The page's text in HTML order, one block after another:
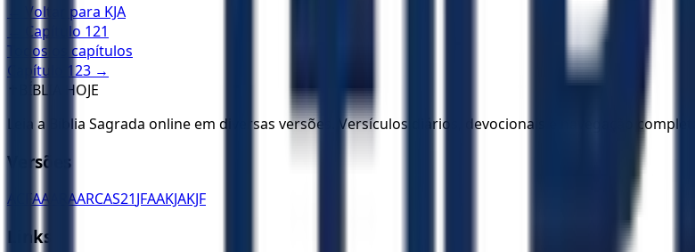
← Voltar para KJA
← Capítulo 121
Todos os capítulos
Capítulo
123 →
BÍBLIA HOJE
Leia a Bíblia Sagrada online em diversas versões. Versículos diários, devocionais e navegação completa.
Versões
ACFAA ARAARCAS21JFAAKJAKJF
Links